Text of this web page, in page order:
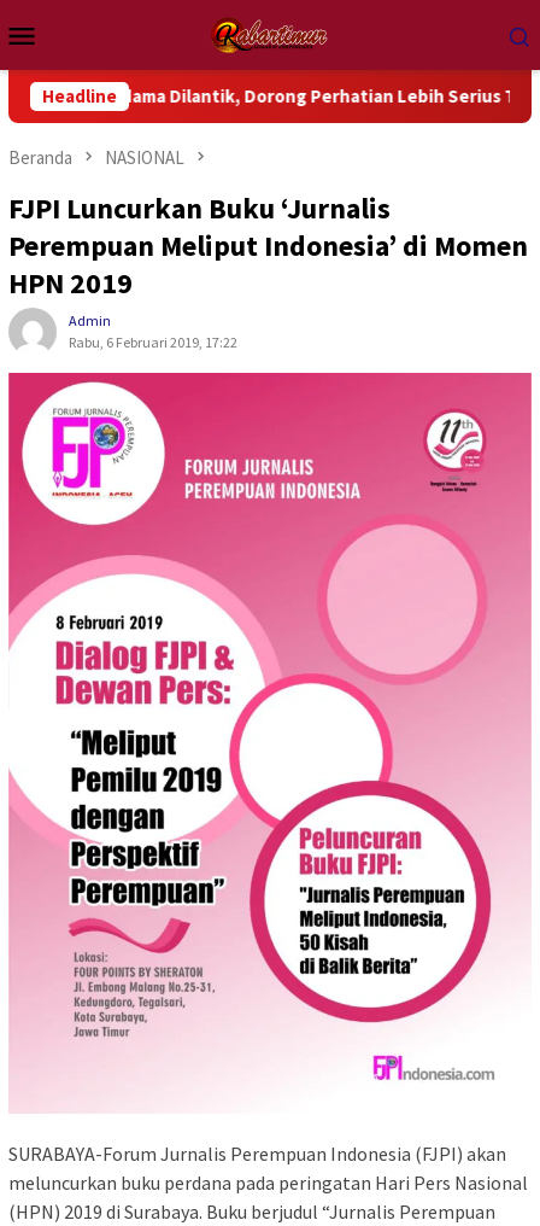
ke
kontenMobile
Headline
Dilantik, Dorong Perhatian Lebih Serius Terhadap Isu
Beranda NASIONAL
FJPI Luncurkan Buku ‘Jurnalis
Perempuan Meliput Indonesia’ di Momen
HPN 2019
Admin
Rabu, 6 Februari 2019, 17:22
SURABAYA-Forum Jurnalis Perempuan Indonesia (FJPI) akan
meluncurkan buku perdana pada peringatan Hari Pers Nasional
(HPN) 2019 di Surabaya. Buku berjudul “Jurnalis Perempuan